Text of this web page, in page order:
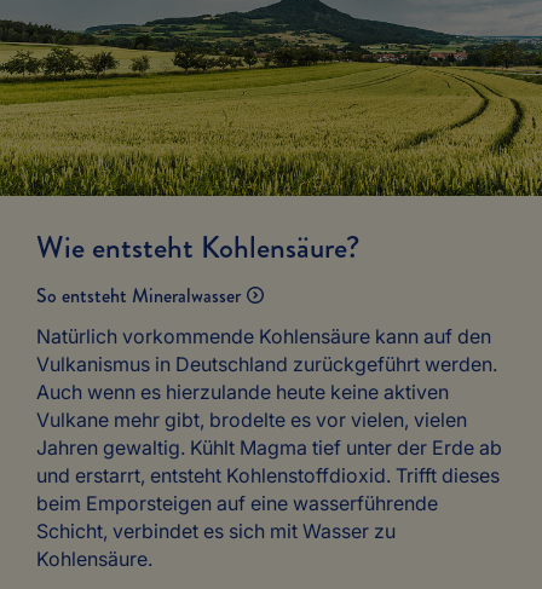
Wie entsteht Kohlensäure?
So entsteht Mineralwasser
Natürlich vorkommende Kohlensäure kann auf den
Vulkanismus in Deutschland zurückgeführt werden.
Auch wenn es hierzulande heute keine aktiven
Vulkane mehr gibt, brodelte es vor vielen, vielen
Jahren gewaltig. Kühlt Magma tief unter der Erde ab
und erstarrt, entsteht Kohlenstoffdioxid. Trifft dieses
beim Emporsteigen auf eine wasserführende
Schicht, verbindet es sich mit Wasser zu
Kohlensäure.